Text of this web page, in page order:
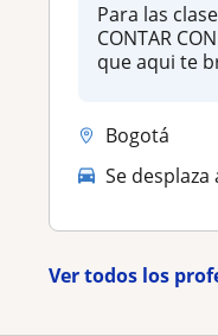
Para las
CONTAR
que aqui te
Bogotá
Se
Ver todos los